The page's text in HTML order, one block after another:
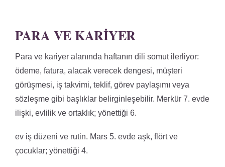
PARA VE KARIYER
Para ve kariyer alanında haftanın dili somut ilerliyor:
ödeme, fatura, alacak verecek dengesi, müşteri
görüşmesi, iş takvimi, teklif, görev paylaşımı veya
sözleşme gibi başlıklar belirginleşebilir. Merkür 7. evde
ilişki, evlilik ve ortaklık; yönettiği 6.
ev iş düzeni ve rutin. Mars 5. evde aşk, flört ve
çocuklar; yönettiği 4.